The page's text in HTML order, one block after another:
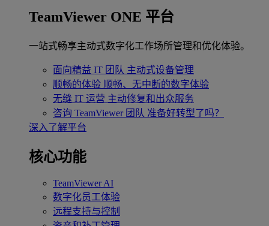
TeamViewer ONE 平台
一站式畅享主动式数字化工作场所管理和优化体验。
面向精益 IT 团队 主动式设备管理
顺畅的体验 顺畅、无中断的数字体验
无缝 IT 运营 主动修复和出众服务
咨询 TeamViewer 团队 准备好转型了吗？
深入了解平台
核心功能
TeamViewer AI
数字化员工体验
远程支持与控制